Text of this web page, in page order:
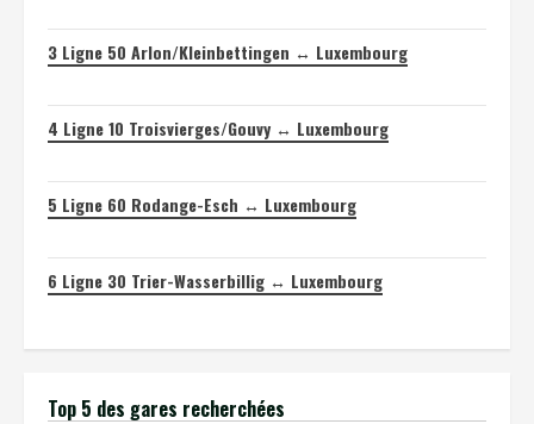
3 Ligne 50 Arlon/Kleinbettingen ↔ Luxembourg
4 Ligne 10 Troisvierges/Gouvy ↔ Luxembourg
5 Ligne 60 Rodange-Esch ↔ Luxembourg
6 Ligne 30 Trier-Wasserbillig ↔ Luxembourg
Top 5 des gares recherchées